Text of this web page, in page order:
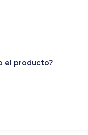
el producto?